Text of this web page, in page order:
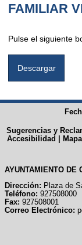
FAMILIAR
Pulse el siguiente
Sugerencias y
Accesibilidad |
AYUNTAMIENTO DE
Dirección: Plaza de
Teléfono: 927508000
Fax: 927508001
Correo Electrónico: